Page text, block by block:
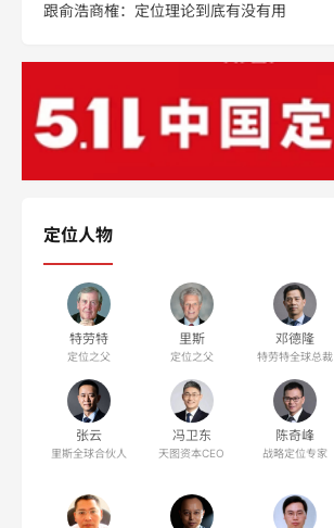
跟俞浩商榷：定位理论到底有没有用
定位人物
特劳特
定位之父
里斯
定位之父
邓德隆
特劳特全球总裁
张云
里斯全球合伙人
冯卫东
天图资本CEO
陈奇峰
战略定位专家